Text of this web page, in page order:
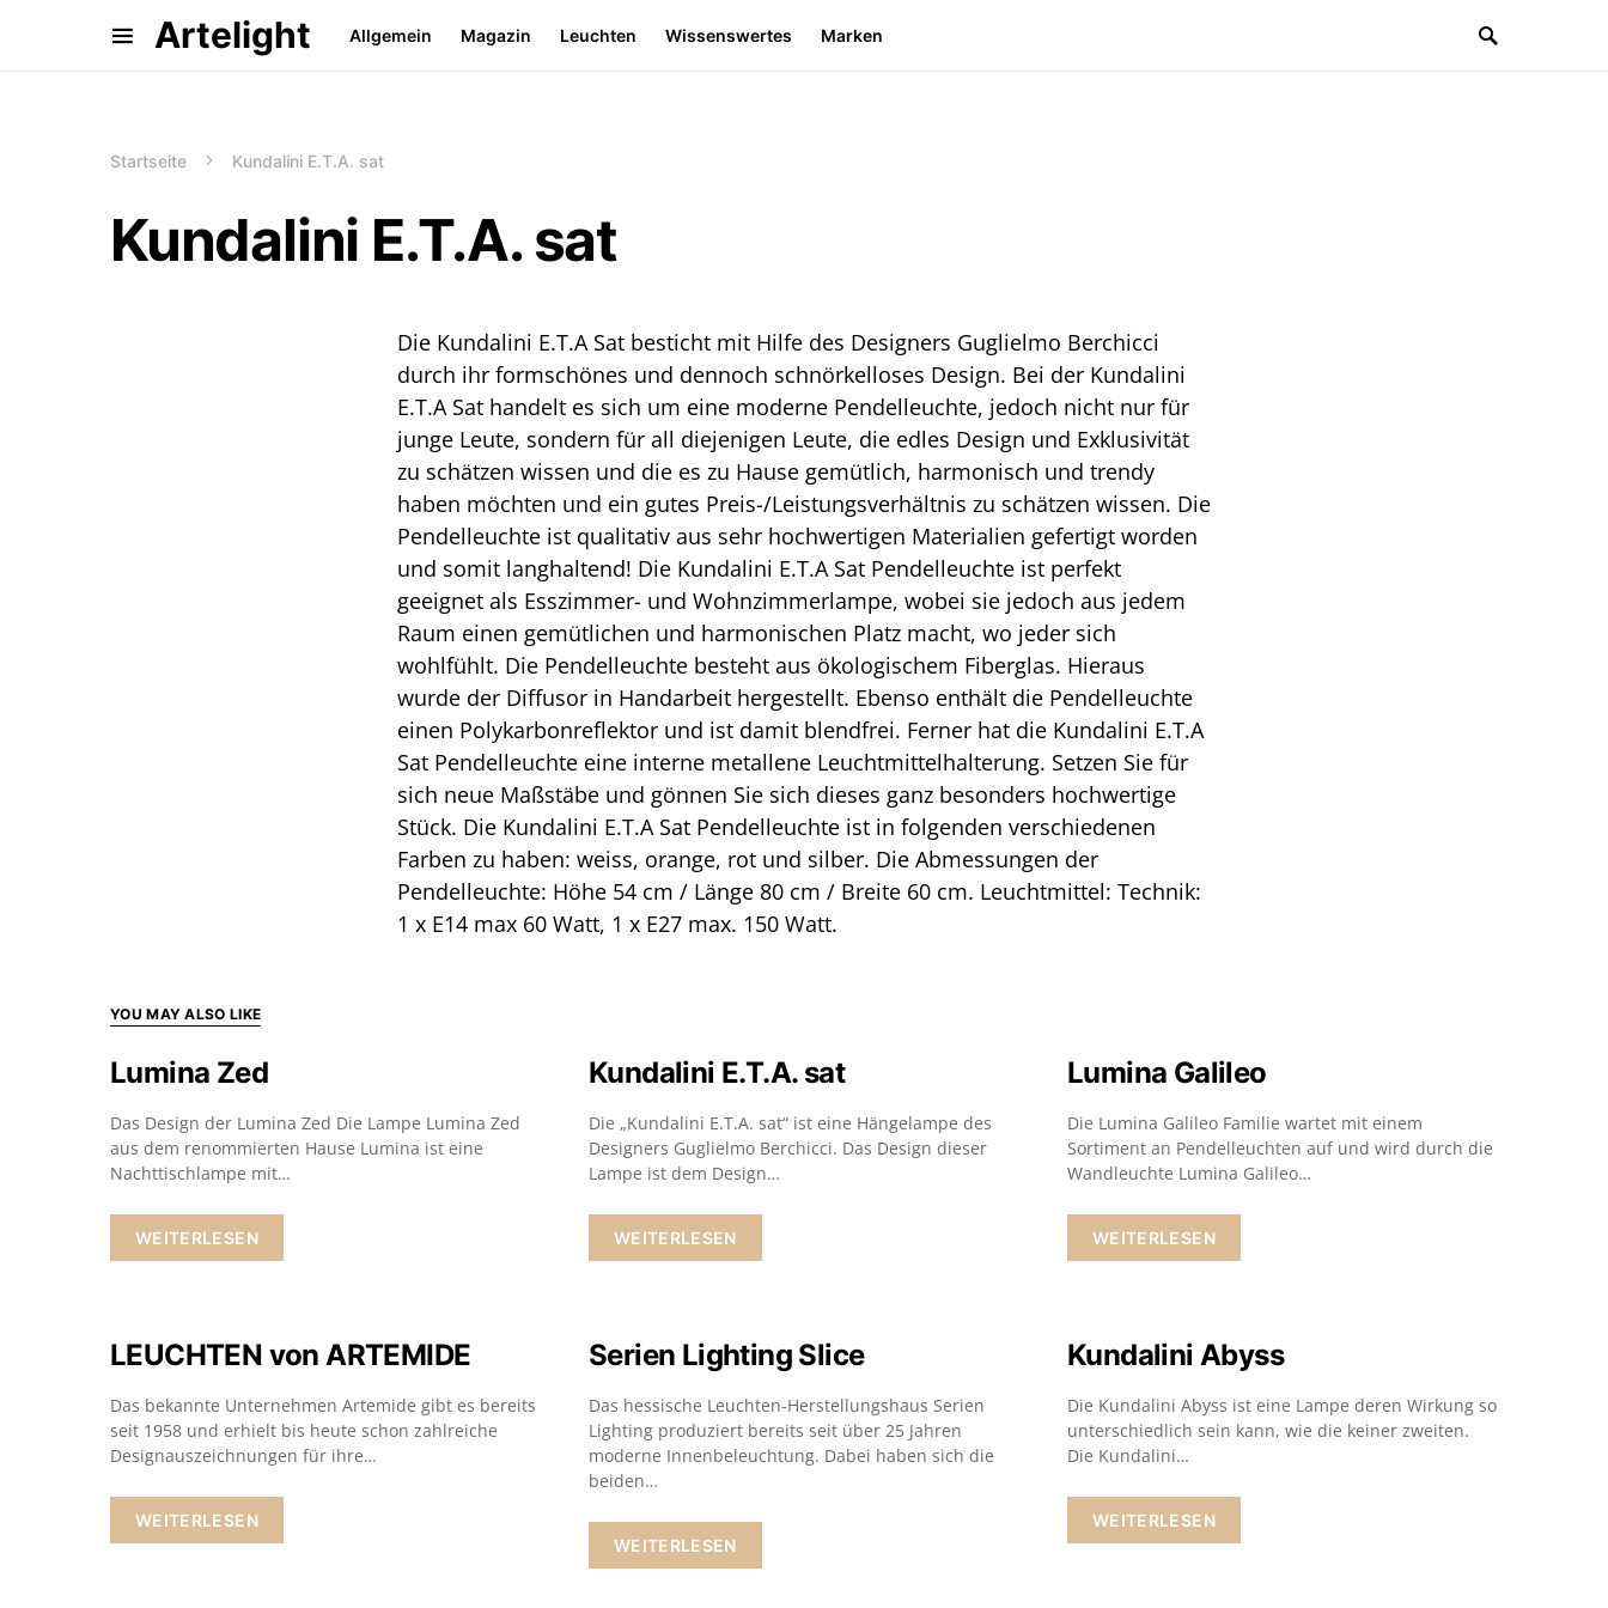
Artelight Allgemein Magazin Leuchten Wissenswertes Marken
Startseite Kundalini E.T.A. sat
Kundalini E.T.A. sat
Die Kundalini E.T.A Sat besticht mit Hilfe des Designers Guglielmo Berchicci
durch ihr formschönes und dennoch schnörkelloses Design. Bei der Kundalini
E.T.A Sat handelt es sich um eine moderne Pendelleuchte, jedoch nicht nur für
junge Leute, sondern für all diejenigen Leute, die edles Design und Exklusivität
zu schätzen wissen und die es zu Hause gemütlich, harmonisch und trendy
haben möchten und ein gutes Preis-/Leistungsverhältnis zu schätzen wissen. Die
Pendelleuchte ist qualitativ aus sehr hochwertigen Materialien gefertigt worden
und somit langhaltend! Die Kundalini E.T.A Sat Pendelleuchte ist perfekt
geeignet als Esszimmer- und Wohnzimmerlampe, wobei sie jedoch aus jedem
Raum einen gemütlichen und harmonischen Platz macht, wo jeder sich
wohlfühlt. Die Pendelleuchte besteht aus ökologischem Fiberglas. Hieraus
wurde der Diffusor in Handarbeit hergestellt. Ebenso enthält die Pendelleuchte
einen Polykarbonreflektor und ist damit blendfrei. Ferner hat die Kundalini E.T.A
Sat Pendelleuchte eine interne metallene Leuchtmittelhalterung. Setzen Sie für
sich neue Maßstäbe und gönnen Sie sich dieses ganz besonders hochwertige
Stück. Die Kundalini E.T.A Sat Pendelleuchte ist in folgenden verschiedenen
Farben zu haben: weiss, orange, rot und silber. Die Abmessungen der
Pendelleuchte: Höhe 54 cm / Länge 80 cm / Breite 60 cm. Leuchtmittel: Technik:
1 x E14 max 60 Watt, 1 x E27 max. 150 Watt.
YOU MAY ALSO LIKE
Lumina Zed
Das Design der Lumina Zed Die Lampe Lumina Zed
aus dem renommierten Hause Lumina ist eine
Nachttischlampe mit…
WEITERLESEN
Kundalini E.T.A. sat
Die „Kundalini E.T.A. sat“ ist eine Hängelampe des
Designers Guglielmo Berchicci. Das Design dieser
Lampe ist dem Design…
WEITERLESEN
Lumina Galileo
Die Lumina Galileo Familie wartet mit einem
Sortiment an Pendelleuchten auf und wird durch die
Wandleuchte Lumina Galileo…
WEITERLESEN
LEUCHTEN von ARTEMIDE
Das bekannte Unternehmen Artemide gibt es bereits
seit 1958 und erhielt bis heute schon zahlreiche
Designauszeichnungen für ihre…
WEITERLESEN
Serien Lighting Slice
Das hessische Leuchten-Herstellungshaus Serien
Lighting produziert bereits seit über 25 Jahren
moderne Innenbeleuchtung. Dabei haben sich die
beiden…
WEITERLESEN
Kundalini Abyss
Die Kundalini Abyss ist eine Lampe deren Wirkung so
unterschiedlich sein kann, wie die keiner zweiten.
Die Kundalini…
WEITERLESEN